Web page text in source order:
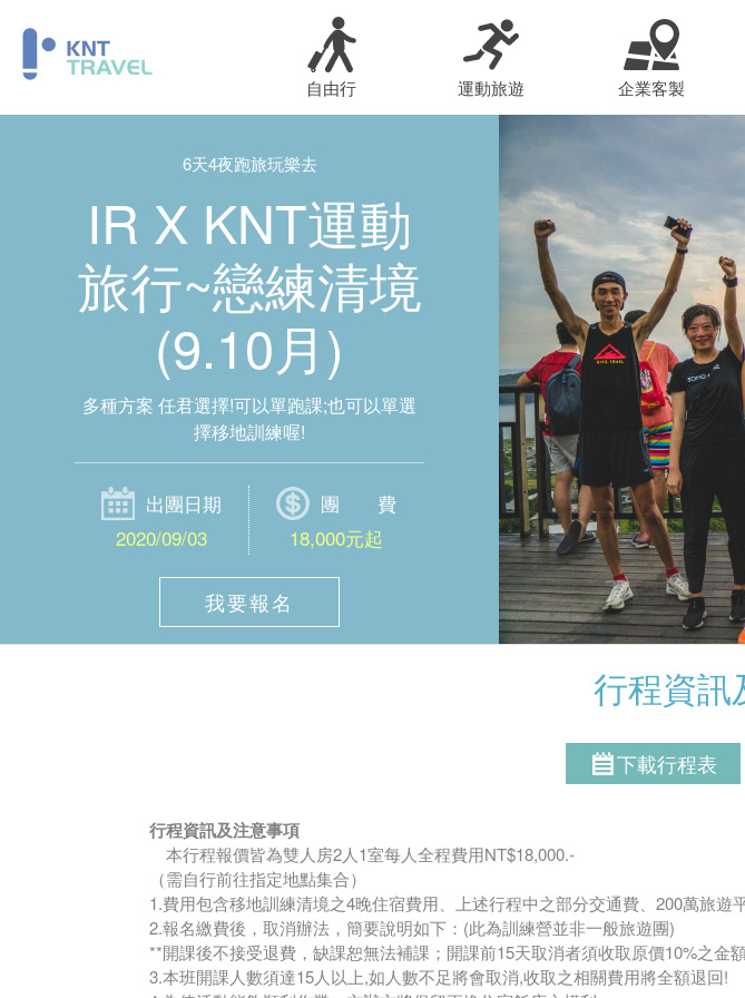
自由行 運動旅遊 企業客製
6天4夜跑旅玩樂去
IR X KNT運動
旅行~戀練清境
(9.10月)
多種方案 任君選擇!可以單跑課;也可以單選
擇移地訓練喔!
出團日期
2020/09/03
團 費
18,000元起
我要報名
行程資訊
下載行程表
行程資訊及注意事項
本行程報價皆為雙人房2人1室每人全程費用NT$18,000.-
（需自行前往指定地點集合）
1.費用包含移地訓練清境之4晚住宿費用、上述行程中之部分交通費、200萬旅遊
2.報名繳費後，取消辦法，簡要說明如下：(此為訓練營並非一般旅遊團)
**開課後不接受退費，缺課恕無法補課；開課前15天取消者須收取原價10%之金
3.本班開課人數須達15人以上,如人數不足將會取消,收取之相關費用將全額退回!